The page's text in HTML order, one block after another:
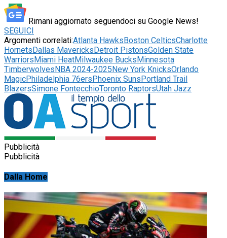
Rimani aggiornato seguendoci su Google News!
SEGUICI
Argomenti correlati:Atlanta HawksBoston CelticsCharlotte
HornetsDallas MavericksDetroit PistonsGolden State
WarriorsMiami HeatMilwaukee BucksMinnesota
TimberwolvesNBA 2024-2025New York KnicksOrlando
MagicPhiladelphia 76ersPhoenix SunsPortland Trail
BlazersSimone FontecchioToronto RaptorsUtah Jazz
Pubblicità
Pubblicità
Dalla Home